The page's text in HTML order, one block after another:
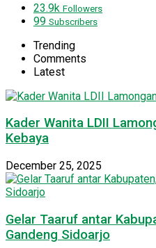
23.9k Followers
99 Subscribers
Trending
Comments
Latest
Kader Wanita LDII
Kebaya
December 25, 2025
Gelar Taaruf antar
Gandeng Sidoarjo